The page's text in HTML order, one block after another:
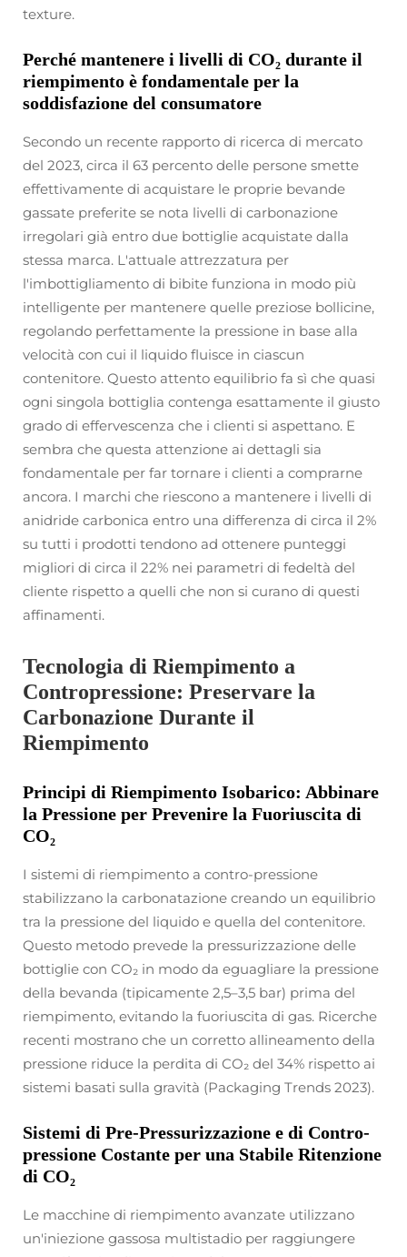
texture.
Perché mantenere i livelli di CO₂ durante il
riempimento è fondamentale per la
soddisfazione del consumatore
Secondo un recente rapporto di ricerca di mercato
del 2023, circa il 63 percento delle persone smette
effettivamente di acquistare le proprie bevande
gassate preferite se nota livelli di carbonazione
irregolari già entro due bottiglie acquistate dalla
stessa marca. L'attuale attrezzatura per
l'imbottigliamento di bibite funziona in modo più
intelligente per mantenere quelle preziose bollicine,
regolando perfettamente la pressione in base alla
velocità con cui il liquido fluisce in ciascun
contenitore. Questo attento equilibrio fa sì che quasi
ogni singola bottiglia contenga esattamente il giusto
grado di effervescenza che i clienti si aspettano. E
sembra che questa attenzione ai dettagli sia
fondamentale per far tornare i clienti a comprarne
ancora. I marchi che riescono a mantenere i livelli di
anidride carbonica entro una differenza di circa il 2%
su tutti i prodotti tendono ad ottenere punteggi
migliori di circa il 22% nei parametri di fedeltà del
cliente rispetto a quelli che non si curano di questi
affinamenti.
Tecnologia di Riempimento a
Contropressione: Preservare la
Carbonazione Durante il
Riempimento
Principi di Riempimento Isobarico: Abbinare
la Pressione per Prevenire la Fuoriuscita di
CO₂
I sistemi di riempimento a contro-pressione
stabilizzano la carbonatazione creando un equilibrio
tra la pressione del liquido e quella del contenitore.
Questo metodo prevede la pressurizzazione delle
bottiglie con CO₂ in modo da eguagliare la pressione
della bevanda (tipicamente 2,5–3,5 bar) prima del
riempimento, evitando la fuoriuscita di gas. Ricerche
recenti mostrano che un corretto allineamento della
pressione riduce la perdita di CO₂ del 34% rispetto ai
sistemi basati sulla gravità (Packaging Trends 2023).
Sistemi di Pre-Pressurizzazione e di Contro-
pressione Costante per una Stabile Ritenzione
di CO₂
Le macchine di riempimento avanzate utilizzano
un'iniezione gassosa multistadio per raggiungere